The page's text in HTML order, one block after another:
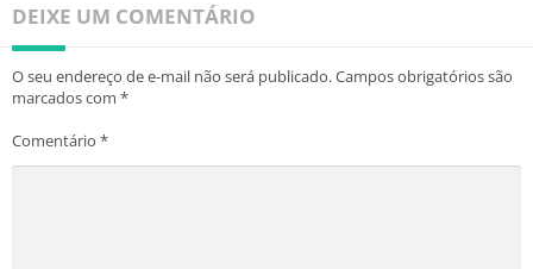
DEIXE UM COMENTÁRIO
O seu endereço de e-mail não será publicado.Campos obrigatórios são
marcados com *
Comentário *